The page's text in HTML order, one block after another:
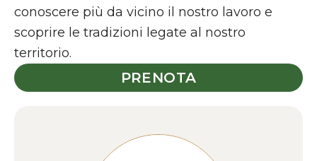
conoscere più da vicino il nostro lavoro e
scoprire le tradizioni legate al nostro
territorio.
PRENOTA